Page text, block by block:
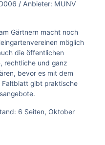
/ Anbieter: MUNV
Gärtnern macht noch
möglich
die öffentlichen
rechtliche und ganz
bevor es mit dem
Faltblatt gibt praktische
6 Seiten, Oktober